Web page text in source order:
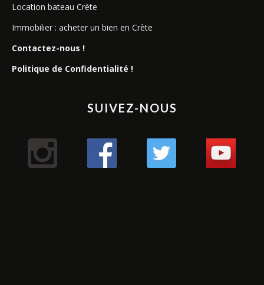
Location bateau Crète
Immobilier : acheter un bien en Crète
Contactez-nous !
Politique de Confidentialité !
SUIVEZ-NOUS